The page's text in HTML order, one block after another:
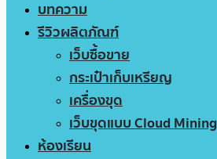
บทความ
รีวิวผลิตภัณฑ์
เว็บซื้อขาย
กระเป๋าเก็บเหรียญ
เครื่องขุด
เว็บขุดแบบ Cloud Mining
ห้องเรียน